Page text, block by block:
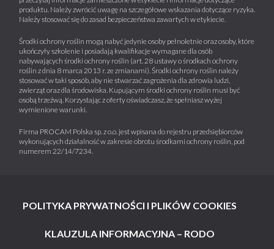
produktu. Należy zwrócić uwagę na szczegółowe wskazania dotyczące ryzyka.
Należy stosować się do zasad bezpieczeństwa zawartych w etykiecie.
Środki ochrony roślin mogą nabyć jedynie osoby pełnoletnie oraz osoby, które
ukończyły szkolenie i posiadają kwalifikacje wymagane dla osób
nabywających środki ochrony roślin (art. 28 ustawy o środkach ochrony
roślin z dnia 8 marca 2013 r. ze zmianami). Środki ochrony roślin należy
stosować w taki sposób, aby nie stwarzać zagrożenia dla zdrowia ludzi,
zwierząt oraz dla środowiska. Kupującym środki ochrony roślin musi być
osobą trzeźwą. Korzystając z oferty oświadczasz, że spełniasz wyżej
wymienione warunki.
Firma PROCAM Polska sp. z o.o. jest wpisana do rejestru przedsiębiorców
wykonujących działalność w zakresie obrotu środkami ochrony roślin, pod
numerem 22/14/7234.
POLITYKA PRYWATNOŚCI I PLIKÓW COOKIES
KLAUZULA INFORMACYJNA – RODO